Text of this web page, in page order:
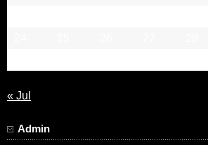
« Jul
Admin